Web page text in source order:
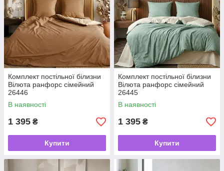
Комплект постільної білизни
Вілюта ранфорс сімейний
26446
В наявності
1 395 ₴
Купити
Комплект постільної білизни
Вілюта ранфорс сімейний
26445
В наявності
1 395 ₴
Купити